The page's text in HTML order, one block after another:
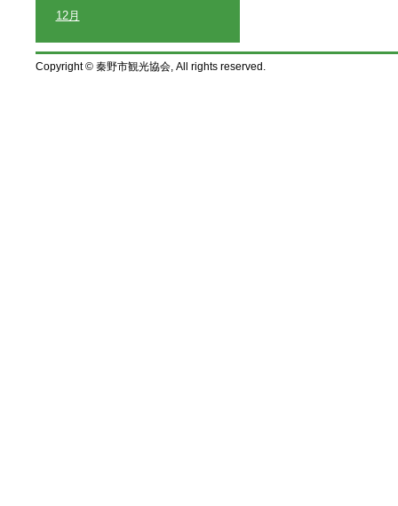
12月
Copyright © 秦野市観光協会, All rights reserved.